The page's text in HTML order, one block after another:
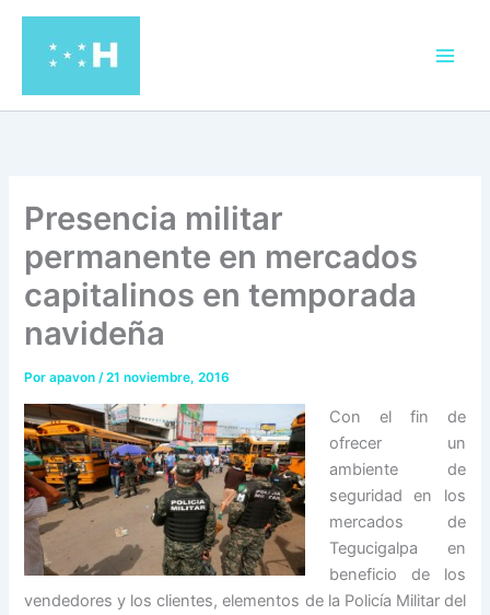
contenido
Presencia militar
permanente en mercados
capitalinos en temporada
navideña
Porapavon/21 noviembre, 2016
Con el fin de
ofrecer un
ambiente de
seguridad en los
mercados de
Tegucigalpa en
beneficio de los
vendedores y los clientes, elementos de la Policía Militar del